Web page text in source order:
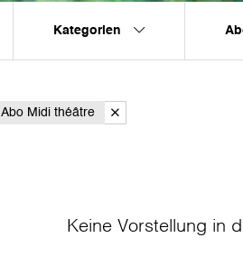
Kategorien
Abo Midi théâtre
Keine Vorstellung in